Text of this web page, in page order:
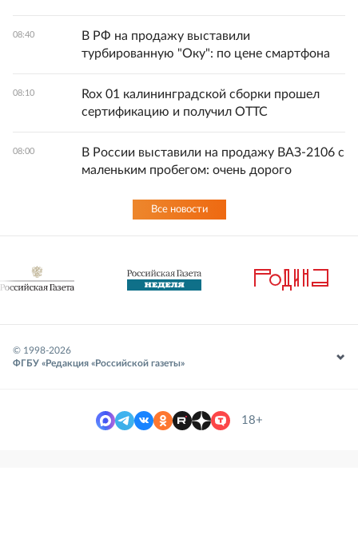
08:40
В РФ на продажу выставили
турбированную "Оку": по цене смартфона
08:10
Rox 01 калининградской сборки прошел
сертификацию и получил ОТТС
08:00
В России выставили на продажу ВАЗ-2106 с
маленьким пробегом: очень дорого
Все новости
© 1998-2026
ФГБУ «Редакция «Российской газеты»
18+